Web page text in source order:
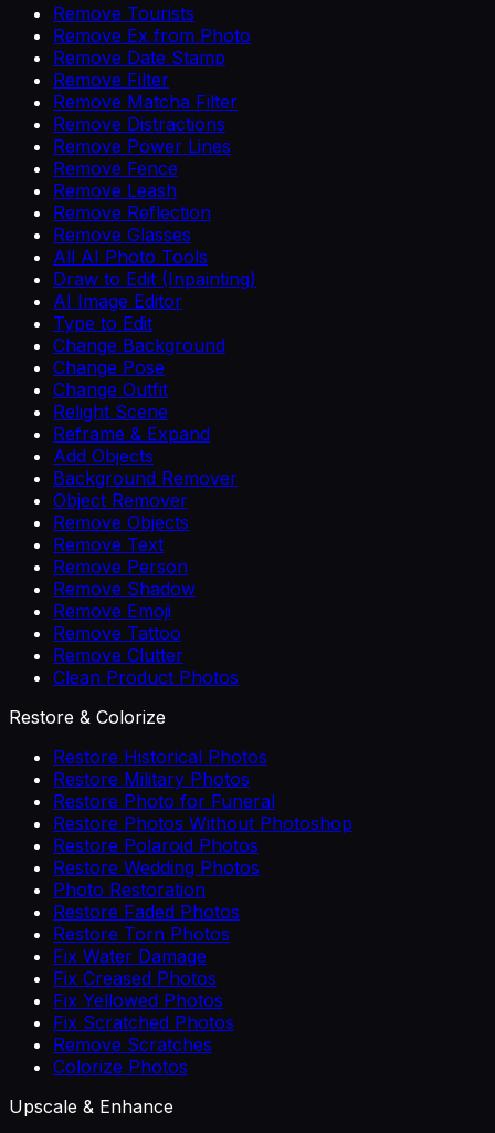
Remove Tourists
Remove Ex from Photo
Remove Date Stamp
Remove Filter
Remove Matcha Filter
Remove Distractions
Remove Power Lines
Remove Fence
Remove Leash
Remove Reflection
Remove Glasses
All AI Photo Tools
Draw to Edit (Inpainting)
AI Image Editor
Type to Edit
Change Background
Change Pose
Change Outfit
Relight Scene
Reframe & Expand
Add Objects
Background Remover
Object Remover
Remove Objects
Remove Text
Remove Person
Remove Shadow
Remove Emoji
Remove Tattoo
Remove Clutter
Clean Product Photos
Restore & Colorize
Restore Historical Photos
Restore Military Photos
Restore Photo for Funeral
Restore Photos Without Photoshop
Restore Polaroid Photos
Restore Wedding Photos
Photo Restoration
Restore Faded Photos
Restore Torn Photos
Fix Water Damage
Fix Creased Photos
Fix Yellowed Photos
Fix Scratched Photos
Remove Scratches
Colorize Photos
Upscale & Enhance